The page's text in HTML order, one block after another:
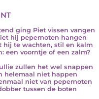
ging Piet vissen vangen
hij pepernoten hangen
hij te wachten, stil en kalm
een voorntje of een zalm?
zullen het wel snappen
helemaal niet happen
niet van pepernoten
tussen de boten